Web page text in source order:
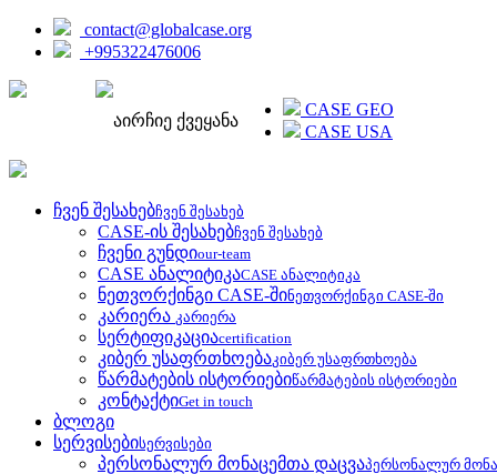
contact@globalcase.org
+995322476006
აირჩიე ქვეყანა
CASE GEO
CASE USA
ჩვენ შესახებჩვენ შესახებ
CASE-ის შესახებჩვენ შესახებ
ჩვენი გუნდიour-team
CASE ანალიტიკაCASE ანალიტიკა
ნეთვორქინგი CASE-შინეთვორქინგი CASE-ში
კარიერა კარიერა
სერტიფიკაციაcertification
კიბერ უსაფრთხოებაკიბერ უსაფრთხოება
წარმატების ისტორიებიწარმატების ისტორიები
კონტაქტიGet in touch
ბლოგი
სერვისებისერვისები
პერსონალურ მონაცემთა დაცვაპერსონალურ